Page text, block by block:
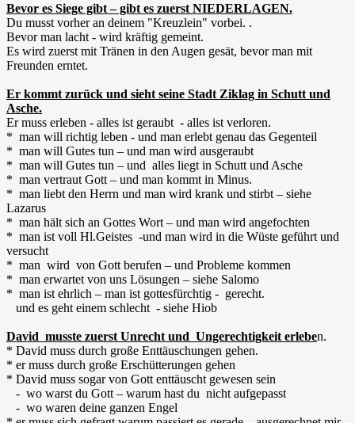
Bevor es Siege gibt – gibt es zuerst NIEDERLAGEN.
Du musst vorher an deinem "Kreuzlein" vorbei. .
Bevor man lacht - wird kräftig gemeint.
Es wird zuerst mit Tränen in den Augen gesät, bevor man mit
Freunden erntet.
Er kommt zurück und sieht seine Stadt Ziklag in Schutt und
Asche.
Er muss erleben - alles ist geraubt - alles ist verloren.
* man will richtig leben - und man erlebt genau das Gegenteil
* man will Gutes tun – und man wird ausgeraubt
* man will Gutes tun – und alles liegt in Schutt und Asche
* man vertraut Gott – und man kommt in Minus.
* man liebt den Herrn und man wird krank und stirbt – siehe
Lazarus
* man hält sich an Gottes Wort – und man wird angefochten
* man ist voll Hl.Geistes -und man wird in die Wüste geführt und
versucht
* man wird von Gott berufen – und Probleme kommen
* man erwartet von uns Lösungen – siehe Salomo
* man ist ehrlich – man ist gottesfürchtig - gerecht.
und es geht einem schlecht - siehe Hiob
David musste zuerst Unrecht und Ungerechtigkeit erleben.
* David muss durch große Enttäuschungen gehen.
* er muss durch große Erschütterungen gehen
* David muss sogar von Gott enttäuscht gewesen sein
- wo warst du Gott – warum hast du nicht aufgepasst
- wo waren deine ganzen Engel